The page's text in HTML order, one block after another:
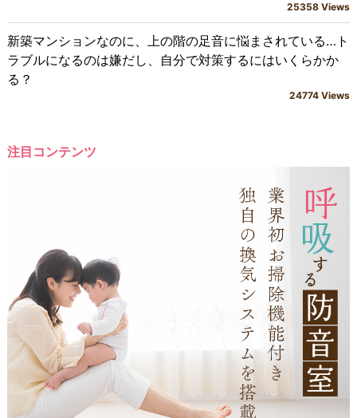
25358 Views
新築マンションなのに、上の階の足音に悩まされている…ト
ラブルになるのは嫌だし、自分で対策するにはいくらかか
る？
24774 Views
注目コンテンツ